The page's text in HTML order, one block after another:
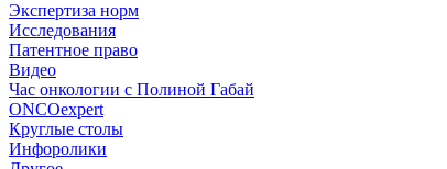
Экспертиза норм
Исследования
Патентное право
Видео
Час онкологии с Полиной Габай
ONCOexpert
Круглые столы
Инфоролики